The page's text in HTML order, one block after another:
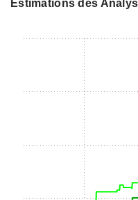
Estimations des